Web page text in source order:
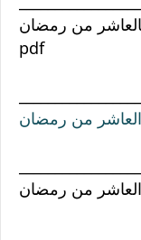
المجاورات من 1 إلى 10 بالعاشر من رمضان
pdf